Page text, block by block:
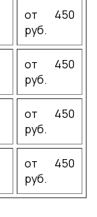
от 450
руб.
от 450
руб.
от 450
руб.
от 450
руб.